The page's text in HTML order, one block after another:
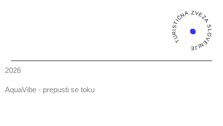
TURISTIČNA ZVEZA SLOVENIJE
2026
AquaVibe - prepusti se toku